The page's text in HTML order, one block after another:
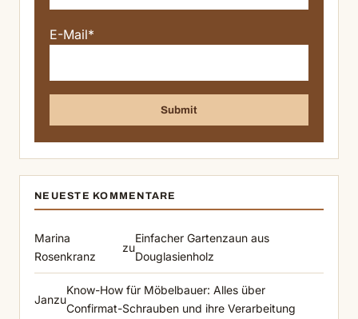
E-Mail*
NEUESTE KOMMENTARE
Marina
Rosenkranz
zu
Einfacher Gartenzaun aus
Douglasienholz
Janzu
Know-How für Möbelbauer: Alles über
Confirmat-Schrauben und ihre Verarbeitung